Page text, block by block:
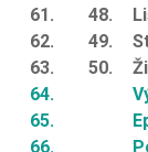
61.
62.
63.
64.
65.
66.
48.
49.
50.